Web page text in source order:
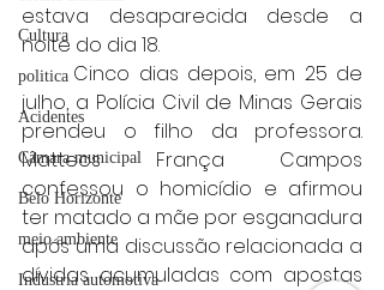
Cultura
politica
Acidentes
Câmara municipal
Belo Horizonte
meio ambiente
Industria automotiva
estava desaparecida desde a
noite do dia 18.
	Cinco dias depois, em 25 de
julho, a Polícia Civil de Minas Gerais
prendeu o filho da professora.
Matteos França Campos
confessou o homicídio e afirmou
ter matado a mãe por esganadura
após uma discussão relacionada a
dívidas acumuladas com apostas